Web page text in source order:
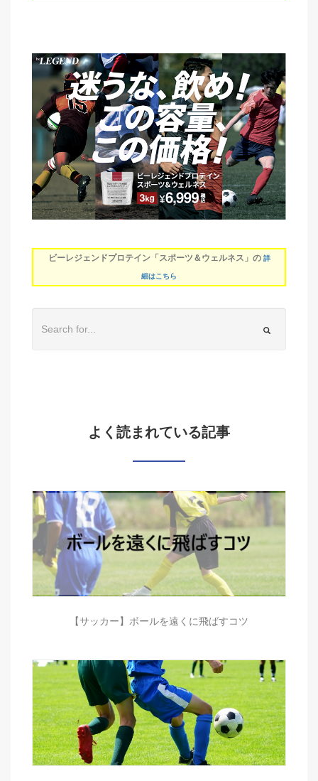
ビーレジェンドプロテイン「スポーツ＆ウェルネス」の 詳
細はこちら
よく読まれている記事
【サッカー】ボールを遠くに飛ばすコツ